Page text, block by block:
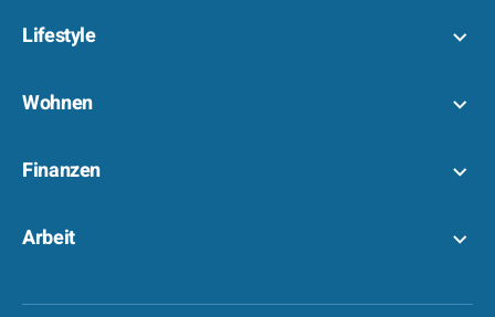
Lifestyle
Wohnen
Finanzen
Arbeit